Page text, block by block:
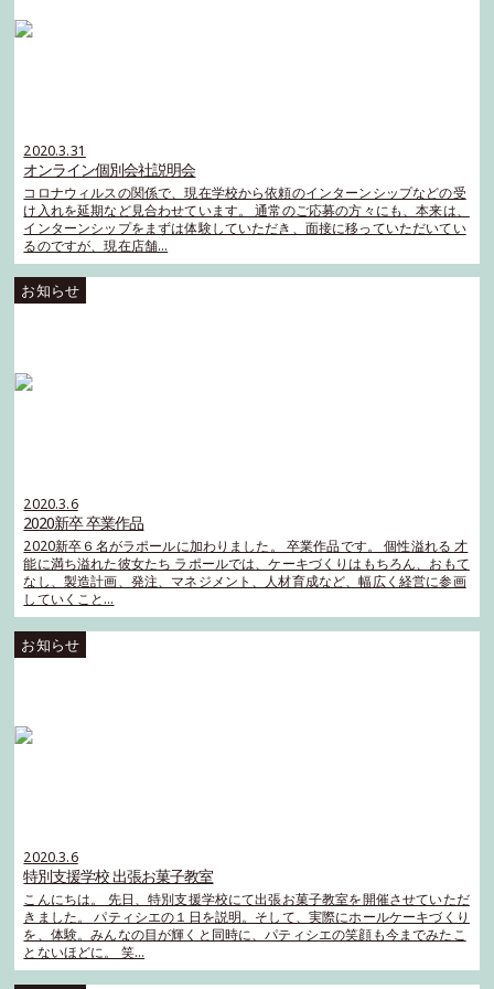
2020.3.31
オンライン個別会社説明会
コロナウィルスの関係で、現在学校から依頼のインターンシップなどの受
け入れを延期など見合わせています。 通常のご応募の方々にも、本来は、
インターンシップをまずは体験していただき、面接に移っていただいてい
るのですが、現在店舗…
2020.3.6
2020新卒 卒業作品
2020新卒６名がラポールに加わりました。 卒業作品です。 個性溢れる 才
能に満ち溢れた彼女たち ラポールでは、ケーキづくりはもちろん、おもて
なし、製造計画、発注、マネジメント、人材育成など、幅広く経営に参画
していくこと…
2020.3.6
特別支援学校 出張お菓子教室
こんにちは。 先日、特別支援学校にて出張お菓子教室を開催させていただ
きました。 パティシエの１日を説明。そして、実際にホールケーキづくり
を、体験。みんなの目が輝くと同時に、パティシエの笑顔も今までみたこ
とないほどに。 笑…